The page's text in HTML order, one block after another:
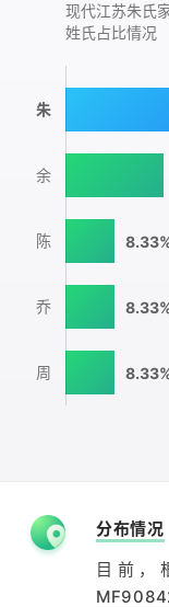
现代江苏朱氏
姓氏占比情况
朱
余
陈
乔
周
分布情况
目前，